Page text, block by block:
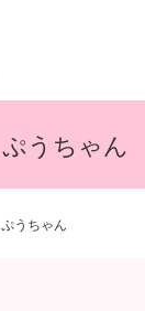
ぷうちゃん
ぷうちゃん